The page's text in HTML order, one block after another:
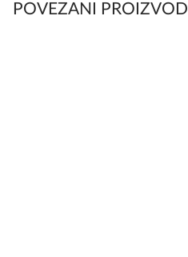
POVEZANI PROIZVODI